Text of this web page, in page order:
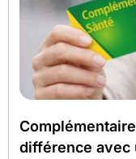
différence avec